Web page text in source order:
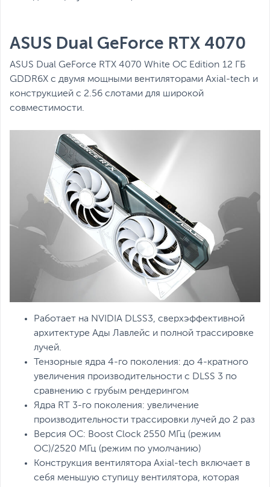
ASUS Dual GeForce RTX 4070
ASUS Dual GeForce RTX 4070 White OC Edition 12 ГБ
GDDR6X с двумя мощными вентиляторами Axial-tech и
конструкцией с 2.56 слотами для широкой
совместимости.
Работает на NVIDIA DLSS3, сверхэффективной
архитектуре Ады Лавлейс и полной трассировке
лучей.
Тензорные ядра 4-го поколения: до 4-кратного
увеличения производительности с DLSS 3 по
сравнению с грубым рендерингом
Ядра RT 3-го поколения: увеличение
производительности трассировки лучей до 2 раз
Версия OC: Boost Clock 2550 МГц (режим
OC)/2520 МГц (режим по умолчанию)
Конструкция вентилятора Axial-tech включает в
себя меньшую ступицу вентилятора, которая